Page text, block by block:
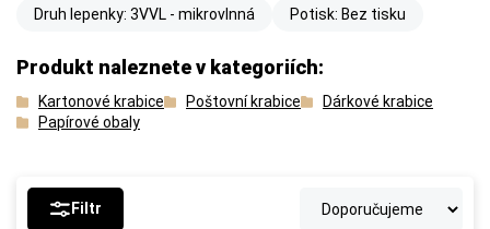
Druh lepenky: 3VVL - mikrovlnná Potisk: Bez tisku
Produkt naleznete v kategoriích:
Kartonové krabice Poštovní krabice
Dárkové krabice
Papírové obaly
Filtr